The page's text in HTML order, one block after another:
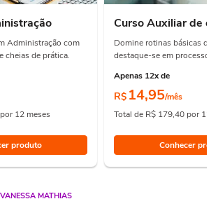
Administração com
cheias de prática.
12 meses
produto
Curso Auxiliar de
Domine rotinas básicas de
destaque-se em processos
Apenas 12x de
R$ 14,95/mês
Total de R$ 179,40 por 12
Conhecer
VANESSA MATHIAS